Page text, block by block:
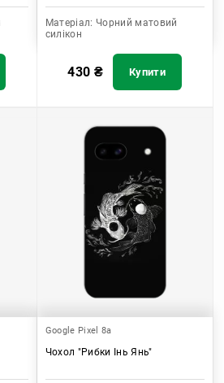
Матеріал: Чорний матовий
силікон
430 ₴ Купити
Google Pixel 8a
Чохол "Рибки Інь Янь"